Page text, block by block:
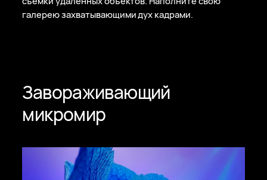
галерею захватывающими дух кадрами.
Завораживающий
микромир